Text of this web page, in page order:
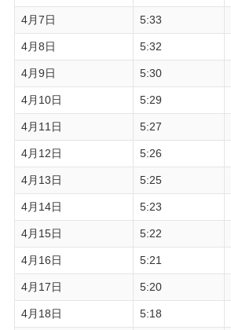
4月7日 5:33
4月8日 5:32
4月9日 5:30
4月10日 5:29
4月11日 5:27
4月12日 5:26
4月13日 5:25
4月14日 5:23
4月15日 5:22
4月16日 5:21
4月17日 5:20
4月18日 5:18